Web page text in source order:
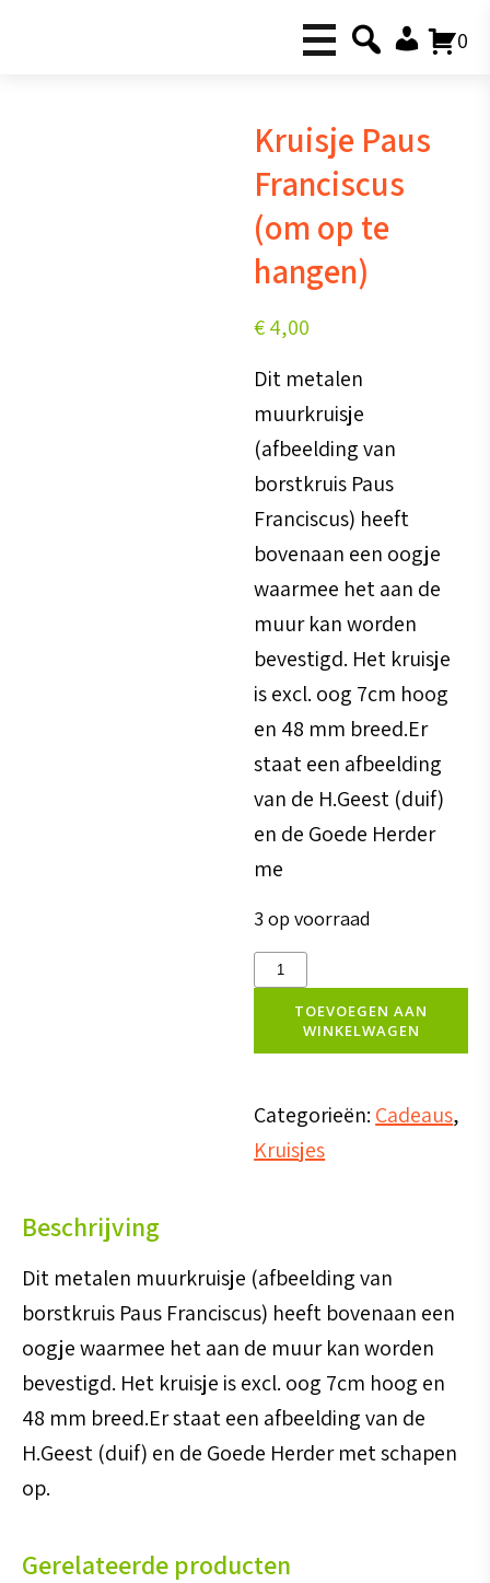
0
Kruisje Paus
Franciscus
(om op te
hangen)
€4,00
Dit metalen
muurkruisje
(afbeelding van
borstkruis Paus
Franciscus) heeft
bovenaan een oogje
waarmee het aan de
muur kan worden
bevestigd. Het kruisje
is excl. oog 7cm hoog
en 48 mm breed.Er
staat een afbeelding
van de H.Geest (duif)
en de Goede Herder
me
3 op voorraad
Kruisje
Paus
Franciscus
op
te
TOEVOEGEN AAN
WINKELWAGEN
Categorieën: Cadeaus,
Kruisjes
Beschrijving
Dit metalen muurkruisje (afbeelding van
borstkruis Paus Franciscus) heeft bovenaan een
oogje waarmee het aan de muur kan worden
bevestigd. Het kruisje is excl. oog 7cm hoog en
48 mm breed.Er staat een afbeelding van de
H.Geest (duif) en de Goede Herder met schapen
op.
Gerelateerde producten